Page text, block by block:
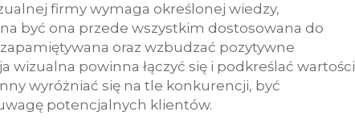
firmy wymaga określonej wiedzy,
być ona przede wszystkim dostosowana do
oraz wzbudzać pozytywne
wizualna powinna łączyć się i podkreślać wartości
wyróżniać się na tle konkurencji, być
potencjalnych klientów.